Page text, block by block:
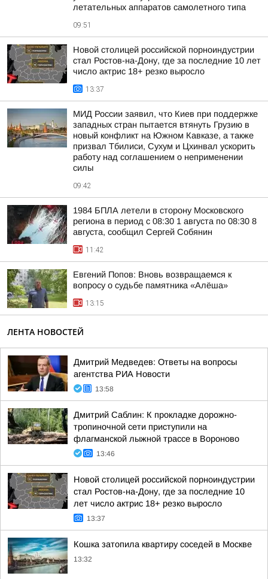
летательных аппаратов самолетного типа
09:51
Новой столицей российской порноиндустрии
стал Ростов-на-Дону, где за последние 10 лет
число актрис 18+ резко выросло
13:37
МИД России заявил, что Киев при поддержке
западных стран пытается втянуть Грузию в
новый конфликт на Южном Кавказе, а также
призвал Тбилиси, Сухум и Цхинвал ускорить
работу над соглашением о неприменении
силы
09:42
1984 БПЛА летели в сторону Московского
региона в период с 08:30 1 августа по 08:30 8
августа, сообщил Сергей Собянин
11:42
Евгений Попов: Вновь возвращаемся к
вопросу о судьбе памятника «Алёша»
13:15
ЛЕНТА НОВОСТЕЙ
Дмитрий Медведев: Ответы на вопросы
агентства РИА Новости
13:58
Дмитрий Саблин: К прокладке дорожно-
тропиночной сети приступили на
флагманской лыжной трассе в Вороново
13:46
Новой столицей российской порноиндустрии
стал Ростов-на-Дону, где за последние 10
лет число актрис 18+ резко выросло
13:37
Кошка затопила квартиру соседей в Москве
13:32